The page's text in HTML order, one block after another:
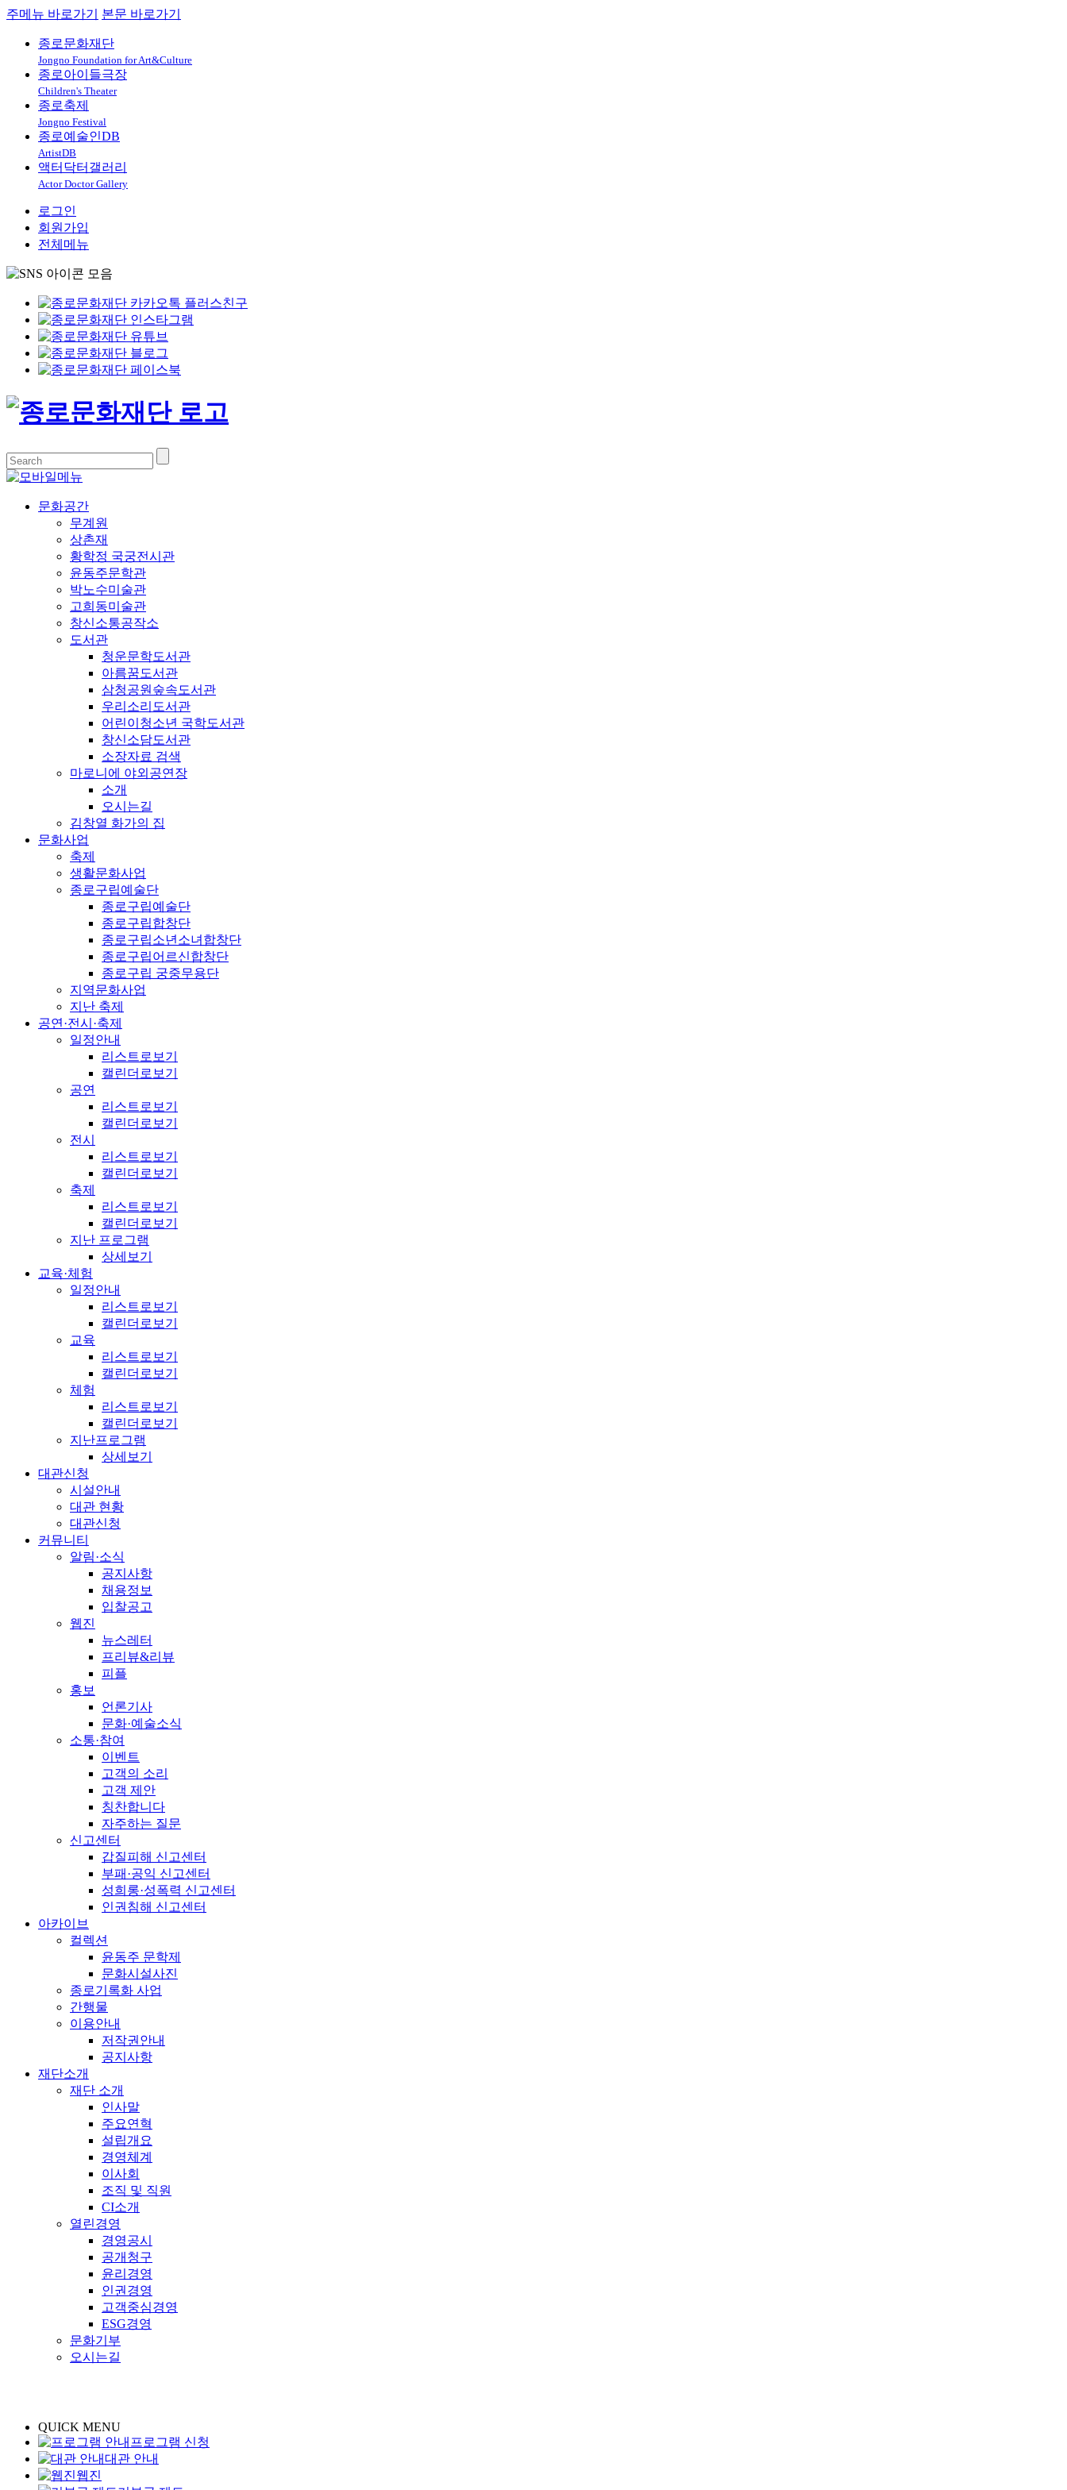
주메뉴 바로가기 본문 바로가기
종로문화재단
Jongno Foundation for Art&Culture
종로아이들극장
Children's Theater
종로축제
Jongno Festival
종로예술인DB
ArtistDB
액터닥터갤러리
Actor Doctor Gallery
로그인
회원가입
전체메뉴
문화공간
무계원
상촌재
황학정 국궁전시관
윤동주문학관
박노수미술관
고희동미술관
창신소통공작소
도서관
청운문학도서관
아름꿈도서관
삼청공원숲속도서관
우리소리도서관
어린이청소년 국학도서관
창신소담도서관
소장자료 검색
마로니에 야외공연장
소개
오시는길
김창열 화가의 집
문화사업
축제
생활문화사업
종로구립예술단
종로구립예술단
종로구립합창단
종로구립소년소녀합창단
종로구립어르신합창단
종로구립 궁중무용단
지역문화사업
지난 축제
공연·전시·축제
일정안내
리스트로보기
캘린더로보기
공연
리스트로보기
캘린더로보기
전시
리스트로보기
캘린더로보기
축제
리스트로보기
캘린더로보기
지난 프로그램
상세보기
교육·체험
일정안내
리스트로보기
캘린더로보기
교육
리스트로보기
캘린더로보기
체험
리스트로보기
캘린더로보기
지난프로그램
상세보기
대관신청
시설안내
대관 현황
대관신청
커뮤니티
알림·소식
공지사항
채용정보
입찰공고
웹진
뉴스레터
프리뷰&리뷰
피플
홍보
언론기사
문화·예술소식
소통·참여
이벤트
고객의 소리
고객 제안
칭찬합니다
자주하는 질문
신고센터
갑질피해 신고센터
부패·공익 신고센터
성희롱·성폭력 신고센터
인권침해 신고센터
아카이브
컬렉션
윤동주 문학제
문화시설사진
종로기록화 사업
간행물
이용안내
저작권안내
공지사항
재단소개
재단 소개
인사말
주요연혁
설립개요
경영체계
이사회
조직 및 직원
CI소개
열린경영
경영공시
공개청구
윤리경영
인권경영
고객중심경영
ESG경영
문화기부
오시는길
QUICK MENU
프로그램 신청
대관 안내
웹진